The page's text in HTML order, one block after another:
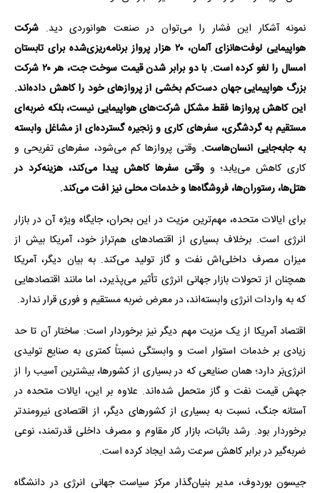
نمونه آشکار این فشار را می‌توان در صنعت هوانوردی دید. شرکت
هواپیمایی لوفت‌هانزای آلمان، ۲۰ هزار پرواز برنامه‌ریزی‌شده برای تابستان
امسال را لغو کرده است. با دو برابر شدن قیمت سوخت جت، هر ۲۰ شرکت
بزرگ هواپیمایی جهان دست‌کم بخشی از پروازهای خود را کاهش داده‌اند.
این کاهش پروازها فقط مشکل شرکت‌های هواپیمایی نیست، بلکه ضربه‌ای
مستقیم به گردشگری، سفرهای کاری و زنجیره گسترده‌ای از مشاغل وابسته
به جابه‌جایی انسان‌هاست. وقتی پروازها کم می‌شود، سفرهای تفریحی و
کاری کاهش می‌یابد؛ ووقتی سفرها کاهش پیدا می‌کند، هزینه‌کرد در
هتل‌ها، رستوران‌ها، فروشگاه‌ها و خدمات محلی نیز افت می‌کند.
برای ایالات متحده، مهم‌ترین مزیت در این بحران، جایگاه ویژه آن در بازار
انرژی است. برخلاف بسیاری از اقتصادهای هم‌تراز خود، آمریکا بیش از
میزان مصرف داخلی‌اش نفت و گاز تولید می‌کند. به بیان دیگر، آمریکا
همچنان از تحولات بازار جهانی انرژی تأثیر می‌پذیرد، اما مانند اقتصادهایی
که به واردات انرژی وابسته‌اند، در معرض ضربه مستقیم و فوری قرار ندارد.
اقتصاد آمریکا از یک مزیت مهم دیگر نیز برخوردار است: ساختار آن تا حد
زیادی بر خدمات استوار است و وابستگی نسبتاً کمتری به صنایع تولیدی
انرژی‌بَر دارد؛ همان صنایعی که در بسیاری از کشورها، بیشترین آسیب را از
جهش قیمت نفت و گاز متحمل شده‌اند. علاوه بر این، ایالات متحده در
آستانه جنگ، نسبت به بسیاری از کشورهای دیگر، از اقتصادی نیرومندتر
برخوردار بود. رشد باثبات، بازار کار مقاوم و مصرف داخلی قدرتمند، نوعی
ضربه‌گیر در برابر کاهش سرعت رشد ایجاد کرده است.
جیسون بوردوف، مدیر بنیان‌گذار مرکز سیاست جهانی انرژی در دانشگاه